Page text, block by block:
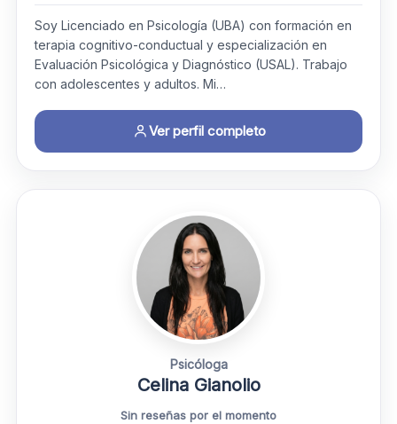
Soy Licenciado en Psicología (UBA) con formación en
terapia cognitivo-conductual y especialización en
Evaluación Psicológica y Diagnóstico (USAL). Trabajo
con adolescentes y adultos. Mi…
Ver perfil completo
Psicóloga
Celina Gianolio
Sin reseñas por el momento